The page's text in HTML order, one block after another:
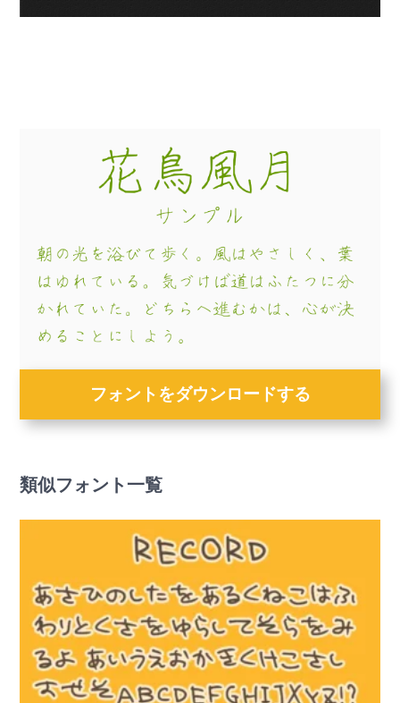
フォントをダウンロードする
類似フォント一覧